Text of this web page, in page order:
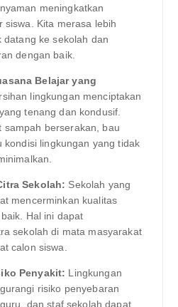
meningkatkan
siswa. Kita merasa lebih
datang ke sekolah dan
dengan baik.
Belajar yang
lingkungan menciptakan
tenang dan kondusif.
sampah berserakan, bau
kondisi lingkungan yang tidak
Sekolah: Sekolah yang
mencerminkan kualitas
Hal ini dapat
sekolah di mata masyarakat
calon siswa.
Penyakit: Lingkungan
risiko penyebaran
dan staf sekolah dapat